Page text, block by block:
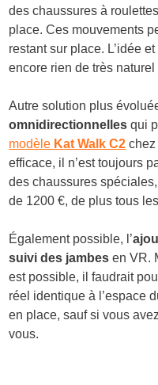
des chaussures à
place. Ces mouvements
restant sur place. L’idée
encore rien de très
Autre solution plus
omnidirectionnelles qui
modèle Kat Walk C2 chez
efficace, il n’est toujours
des chaussures
de 1200 €, de plus tous
Également possible, l’
suivi des jambes en VR.
est possible, il faudrait
réel identique à l’espace
en place, sauf si vous
vous.